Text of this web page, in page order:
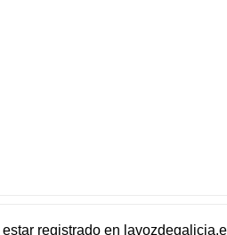
estar registradoen